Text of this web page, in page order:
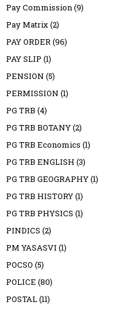
Pay Commission(9)
Pay Matrix(2)
PAY ORDER(96)
PAY SLIP (1)
PENSION (5)
PERMISSION (1)
PG TRB (4)
PG TRB BOTANY(2)
PG TRB Economics (1)
PG TRB ENGLISH (3)
PG TRB GEOGRAPHY(1)
PG TRB HISTORY(1)
PG TRB PHYSICS (1)
PINDICS (2)
PM YASASVI (1)
POCSO (5)
POLICE (80)
POSTAL(11)